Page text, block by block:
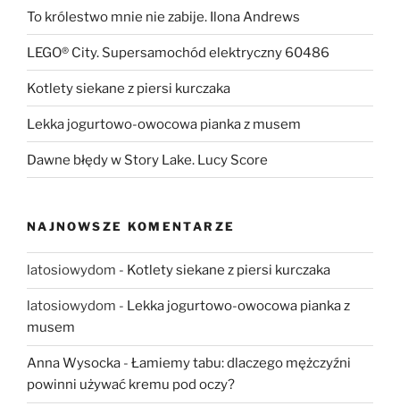
To królestwo mnie nie zabije. Ilona Andrews
LEGO® City. Supersamochód elektryczny 60486
Kotlety siekane z piersi kurczaka
Lekka jogurtowo-owocowa pianka z musem
Dawne błędy w Story Lake. Lucy Score
NAJNOWSZE KOMENTARZE
latosiowydom - Kotlety siekane z piersi kurczaka
latosiowydom - Lekka jogurtowo-owocowa pianka z
musem
Anna Wysocka - Łamiemy tabu: dlaczego mężczyźni
powinni używać kremu pod oczy?